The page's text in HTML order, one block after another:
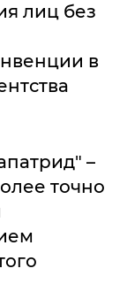
лиц без
в
–
точно